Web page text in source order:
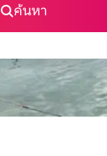
ค้นหา